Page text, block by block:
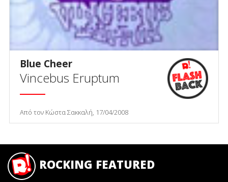
Blue Cheer
Vincebus Eruptum
Από τον Κώστα Σακκαλή, 17/04/2008
ROCKING FEATURED